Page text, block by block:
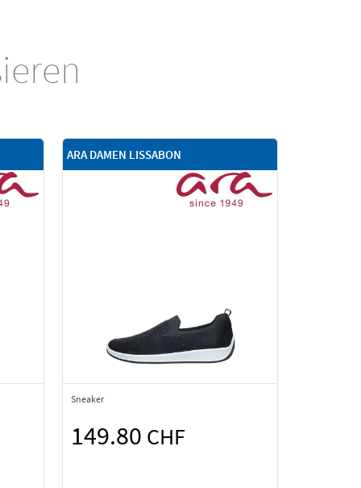
ARA DAMEN LISSABON
Sneaker
149.80 CHF